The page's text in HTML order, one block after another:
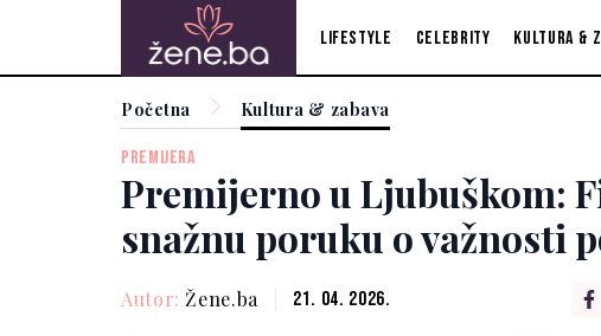
Lifestyle Celebrity Kultura &
Početna Kultura & zabava
PREMIJERA
Premijerno u Ljubuškom:
snažnu poruku o važnosti
Autor: Žene.ba 21. 04. 2026.